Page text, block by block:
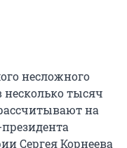
несложного
несколько тысяч
на
Сергея Корнеева